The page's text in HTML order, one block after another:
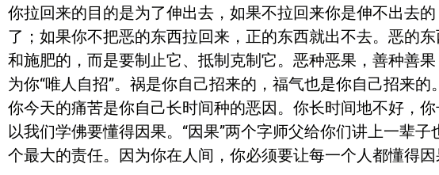
你拉回来的目的是为了伸出去，如果不拉回来你是伸不出去
了；如果你不把恶的东西拉回来，正的东西就出不去。恶的
和施肥的，而是要制止它、抵制克制它。恶种恶果，善种善
为你“唯人自招”。祸是你自己招来的，福气也是你自己招来
你今天的痛苦是你自己长时间种的恶因。你长时间地不好，
以我们学佛要懂得因果。“因果”两个字师父给你们讲上一辈
个最大的责任。因为你在人间，你必须要让每一个人都懂得